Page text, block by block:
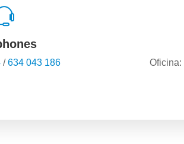
/634 043 186 Oficina: